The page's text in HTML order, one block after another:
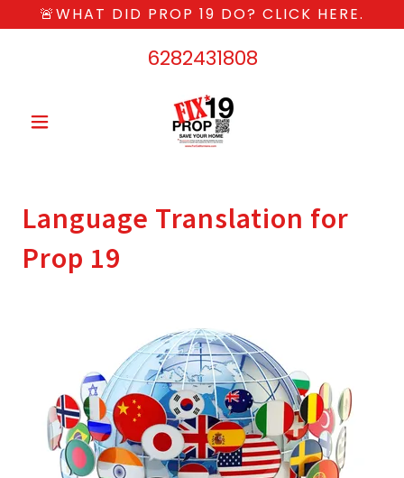
🚨WHAT DID PROP 19 DO? CLICK HERE.
6282431808
Language Translation for
Prop 19